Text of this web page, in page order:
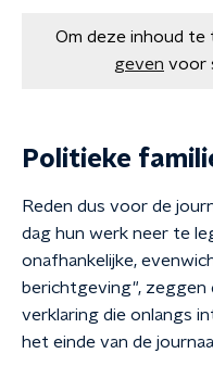
Om deze inhoud te
geven voor
Politieke
Reden dus voor de
dag hun werk neer te
onafhankelijke,
berichtgeving", zeggen
verklaring die onlangs
het einde van de